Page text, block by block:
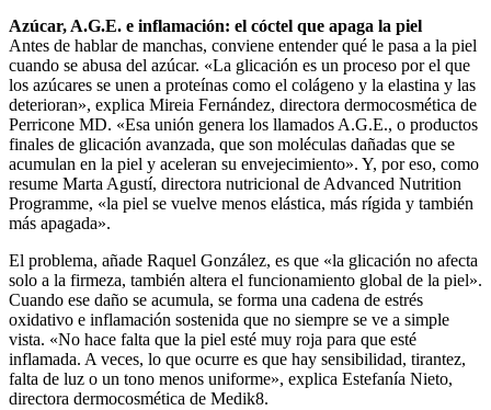
Azúcar, A.G.E. e inflamación: el cóctel que apaga la piel
Antes de hablar de manchas, conviene entender qué le pasa a la piel
cuando se abusa del azúcar. «La glicación es un proceso por el que
los azúcares se unen a proteínas como el colágeno y la elastina y las
deterioran», explica Mireia Fernández, directora dermocosmética de
Perricone MD. «Esa unión genera los llamados A.G.E., o productos
finales de glicación avanzada, que son moléculas dañadas que se
acumulan en la piel y aceleran su envejecimiento». Y, por eso, como
resume Marta Agustí, directora nutricional de Advanced Nutrition
Programme, «la piel se vuelve menos elástica, más rígida y también
más apagada».
El problema, añade Raquel González, es que «la glicación no afecta
solo a la firmeza, también altera el funcionamiento global de la piel».
Cuando ese daño se acumula, se forma una cadena de estrés
oxidativo e inflamación sostenida que no siempre se ve a simple
vista. «No hace falta que la piel esté muy roja para que esté
inflamada. A veces, lo que ocurre es que hay sensibilidad, tirantez,
falta de luz o un tono menos uniforme», explica Estefanía Nieto,
directora dermocosmética de Medik8.